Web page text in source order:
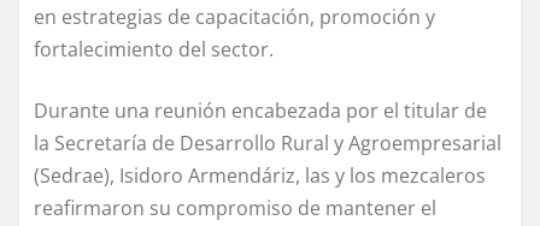
en estrategias de capacitación, promoción y
fortalecimiento del sector.
Durante una reunión encabezada por el titular de
la Secretaría de Desarrollo Rural y Agroempresarial
(Sedrae), Isidoro Armendáriz, las y los mezcaleros
reafirmaron su compromiso de mantener el